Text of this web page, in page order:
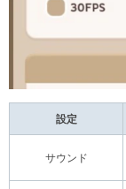
設定
サウンド